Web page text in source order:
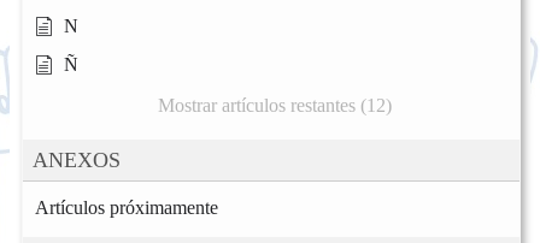
N
Ñ
Mostrar artículos restantes (12)
ANEXOS
Artículos próximamente